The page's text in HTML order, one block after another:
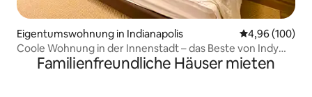
Eigentumswohnung in Indianapolis
4,96 (100)
Coole Wohnung in der Innenstadt – das Beste von Indy
vor deiner Tür!
Familienfreundliche Häuser mieten